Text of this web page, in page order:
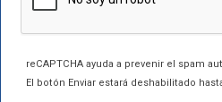
reCAPTCHA ayuda a prevenir el spam
El botón Enviar estará deshabilitado